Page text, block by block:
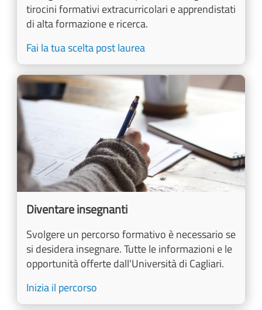
tirocini formativi extracurricolari e apprendistati
di alta formazione e ricerca.
Fai la tua scelta post laurea
Image
Diventare insegnanti
Svolgere un percorso formativo è necessario se
si desidera insegnare. Tutte le informazioni e le
opportunità offerte dall'Università di Cagliari.
Inizia il percorso